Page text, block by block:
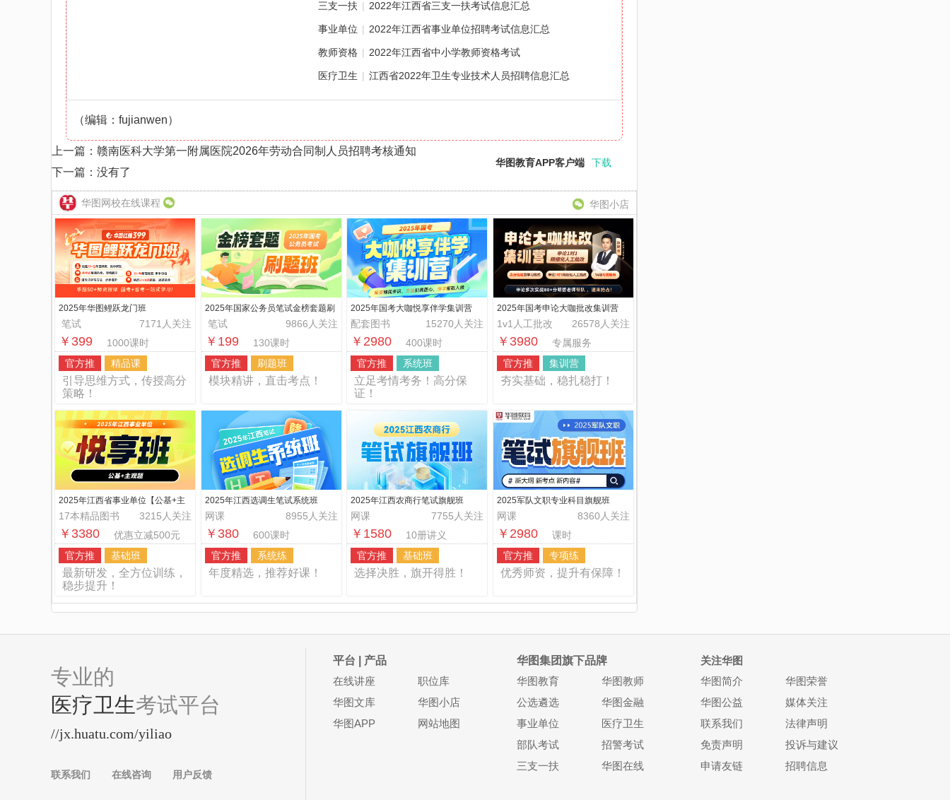
三支一扶 | 2022年江西省三支一扶考试信息汇总
事业单位 | 2022年江西省事业单位招聘考试信息汇总
教师资格 | 2022年江西省中小学教师资格考试
医疗卫生 | 江西省2022年卫生专业技术人员招聘信息汇总
（编辑：fujianwen）
上一篇： 赣南医科大学第一附属医院2026年劳动合同制人员招聘考核通知
下一篇：没有了
华图教育APP客户端 下载
华图网校在线课程 华图小店
2025年华图鲤跃龙门班
7171人关注
笔试
￥399
1000课时
官方推
精品课
引导思维方式，传授高分
策略！
2025年国家公务员笔试金榜套题刷
题班
9866人关注
笔试
￥199
130课时
官方推
刷题班
模块精讲，直击考点！
2025年国考大咖悦享伴学集训营
15270人关注
配套图书
￥2980
400课时
官方推
系统班
立足考情考务！高分保
证！
2025年国考申论大咖批改集训营
26578人关注
1v1人工批改
￥3980
专属服务
官方推
集训营
夯实基础，稳扎稳打！
2025年江西省事业单位【公基+主
观题】悦享班
3215人关注
17本精品图书
￥3380
优惠立减500元
官方推
基础班
最新研发，全方位训练，
稳步提升！
2025年江西选调生笔试系统班
8955人关注
网课
￥380
600课时
官方推
系统练
年度精选，推荐好课！
2025年江西农商行笔试旗舰班
7755人关注
网课
￥1580
10册讲义
官方推
基础班
选择决胜，旗开得胜！
2025军队文职专业科目旗舰班
8360人关注
网课
￥2980
课时
官方推
专项练
优秀师资，提升有保障！
专业的
医疗卫生考试平台
//jx.huatu.com/yiliao
联系我们 在线咨询 用户反馈
平台 | 产品
在线讲座
职位库
华图文库
华图小店
华图APP
网站地图
华图集团旗下品牌
华图教育
华图教师
公选遴选
华图金融
事业单位
医疗卫生
部队考试
招警考试
三支一扶
华图在线
关注华图
华图简介
华图荣誉
华图公益
媒体关注
联系我们
法律声明
免责声明
投诉与建议
申请友链
招聘信息